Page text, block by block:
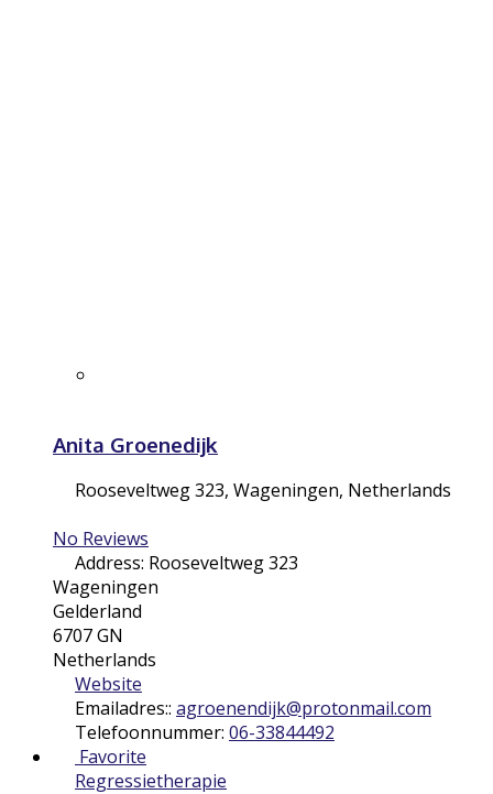
Anita Groenedijk
Rooseveltweg 323, Wageningen, Netherlands
No Reviews
Address: Rooseveltweg 323
Wageningen
Gelderland
6707 GN
Netherlands
Website
Emailadres:: agroenendijk@protonmail.com
Telefoonnummer: 06-33844492
Favorite
Regressietherapie